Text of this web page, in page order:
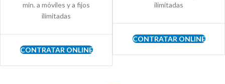
min. a móviles y a fijos
ilimitadas
CONTRATAR ONLINE
ilimitadas
CONTRATAR ONLINE